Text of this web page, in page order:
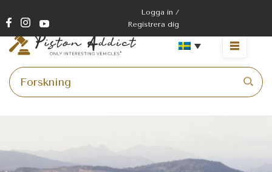
Logga in /
Registrera dig